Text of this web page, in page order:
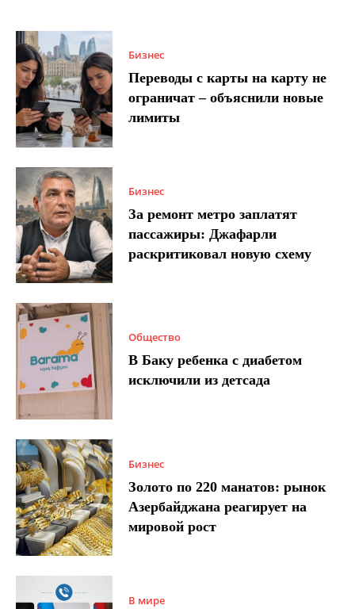
Бизнес
Переводы с карты на карту не
ограничат – объяснили новые
лимиты
Бизнес
За ремонт метро заплатят
пассажиры: Джафарли
раскритиковал новую схему
Общество
В Баку ребенка с диабетом
исключили из детсада
Бизнес
Золото по 220 манатов: рынок
Азербайджана реагирует на
мировой рост
В мире